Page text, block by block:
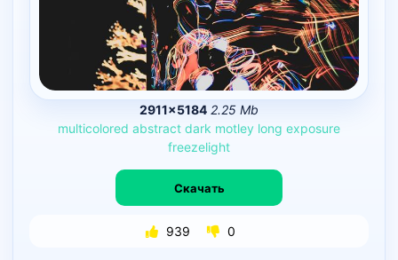
2911×5184 2.25 Mb
multicolored abstract dark motley long exposure
freezelight
Скачать
939 0